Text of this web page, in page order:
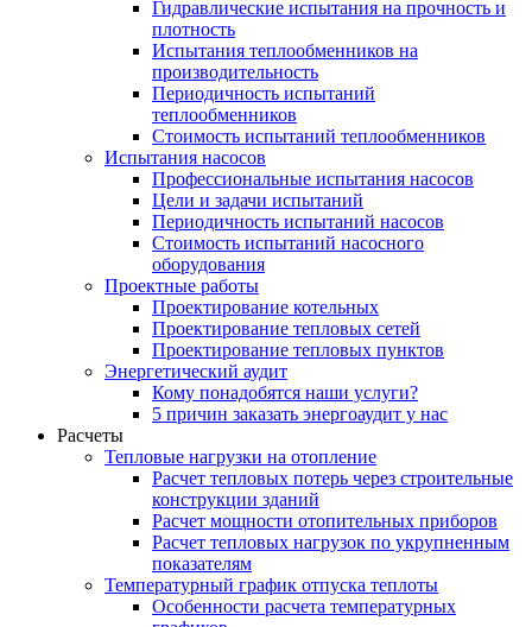
Гидравлические испытания на прочность и
плотность
Испытания теплообменников на
производительность
Периодичность испытаний
теплообменников
Стоимость испытаний теплообменников
Испытания насосов
Профессиональные испытания насосов
Цели и задачи испытаний
Периодичность испытаний насосов
Стоимость испытаний насосного
оборудования
Проектные работы
Проектирование котельных
Проектирование тепловых сетей
Проектирование тепловых пунктов
Энергетический аудит
Кому понадобятся наши услуги?
5 причин заказать энергоаудит у нас
Расчеты
Тепловые нагрузки на отопление
Расчет тепловых потерь через строительные
конструкции зданий
Расчет мощности отопительных приборов
Расчет тепловых нагрузок по укрупненным
показателям
Температурный график отпуска теплоты
Особенности расчета температурных